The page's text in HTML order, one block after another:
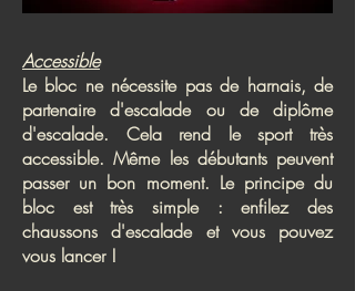
Accessible
Le bloc ne nécessite pas de harnais, de
partenaire d'escalade ou de diplôme
d'escalade. Cela rend le sport très
accessible. Même les débutants peuvent
passer un bon moment. Le principe du
bloc est très simple : enfilez des
chaussons d'escalade et vous pouvez
vous lancer !